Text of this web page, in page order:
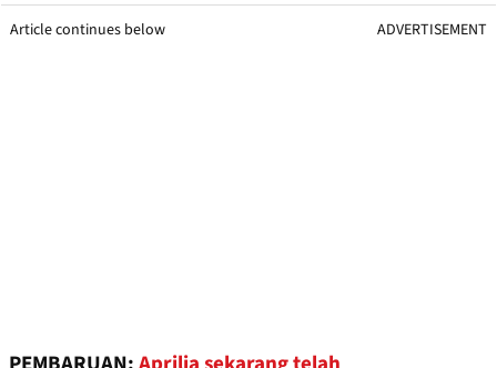
Article continues below ADVERTISEMENT